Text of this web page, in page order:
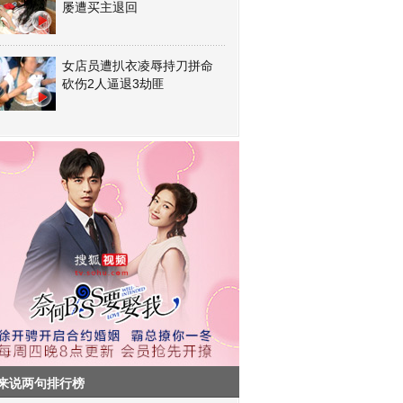
屡遭买主退回
女店员遭扒衣凌辱持刀拼命
砍伤2人逼退3劫匪
说两句排行榜